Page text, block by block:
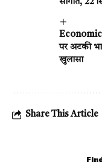
सौगात, 22
Economic
पर अटकी
खुलासा
Share This Article